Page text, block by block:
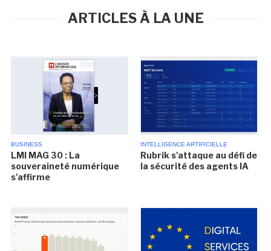
ARTICLES À LA UNE
BUSINESS
LMI MAG 30 : La
souveraineté numérique
s'affirme
INTELLIGENCE ARTIFICIELLE
Rubrik s'attaque au défi de
la sécurité des agents IA